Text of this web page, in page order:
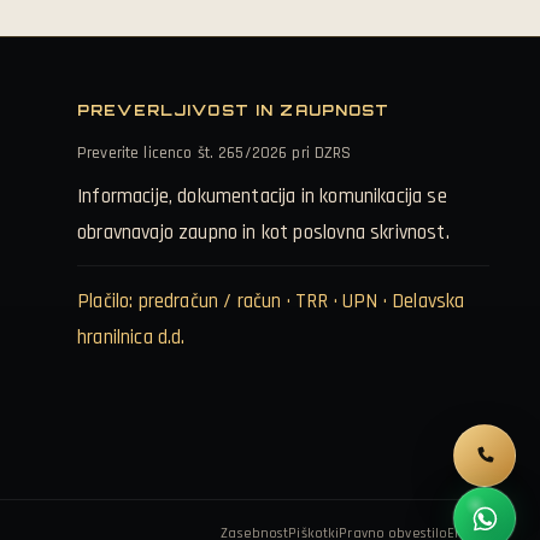
PREVERLJIVOST IN ZAUPNOST
Preverite licenco št. 265/2026 pri DZRS
Informacije, dokumentacija in komunikacija se
obravnavajo zaupno in kot poslovna skrivnost.
Plačilo: predračun / račun · TRR · UPN · Delavska
hranilnica d.d.
ZasebnostPiškotkiPravno obvestiloEN DE